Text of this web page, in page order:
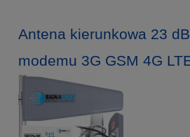
Antena kierunkowa 23
modemu 3G GSM 4G